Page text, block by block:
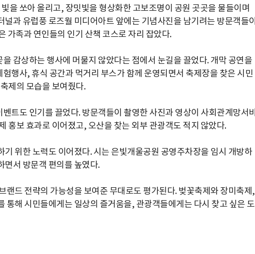
을 쏘아 올리고, 장밋빛을 형상화한 고보조명이 공원 곳곳을 물들이며
과 유럽풍 로즈월 미디어아트 앞에는 기념사진을 남기려는 방문객들이
가족과 연인들의 인기 산책 코스로 자리 잡았다.
감상하는 행사에 머물지 않았다는 점에서 눈길을 끌었다. 개막 공연을
행사, 휴식 공간과 먹거리 부스가 함께 운영되면서 축제장을 찾은 시민
제의 모습을 보여줬다.
트도 인기를 끌었다. 방문객들이 촬영한 사진과 영상이 사회관계망서비
홍보 효과로 이어졌고, 오산을 찾는 외부 관광객도 적지 않았다.
위한 노력도 이어졌다. 시는 은빛개울공원 공영주차장을 임시 개방하
면서 방문객 편의를 높였다.
랜드 전략의 가능성을 보여준 무대로도 평가된다. 벚꽃축제와 장미축제,
통해 시민들에게는 일상의 즐거움을, 관광객들에게는 다시 찾고 싶은 도